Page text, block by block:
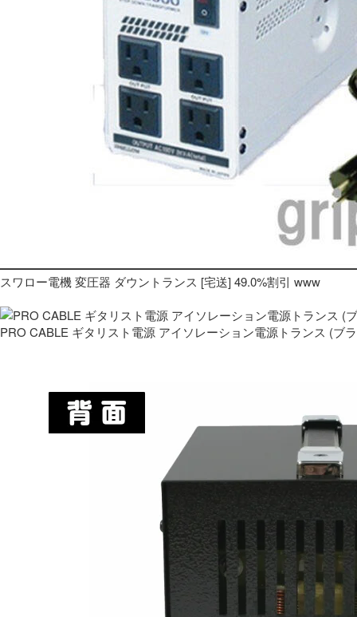
スワロー電機 変圧器 ダウントランス [宅送] 49.0%割引 www
PRO CABLE ギタリスト電源 アイソレーション電源トランス (ブ